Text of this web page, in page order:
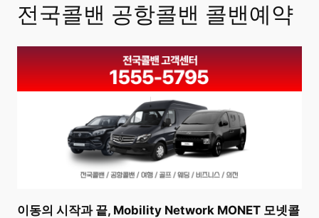
전국콜밴 공항콜밴 콜밴예약
이동의 시작과 끝, Mobility Network MONET 모넷콜